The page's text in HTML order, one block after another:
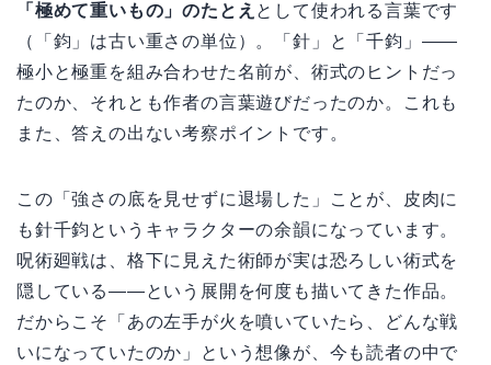
「極めて重いもの」のたとえ として使われる言葉です
（「鈞」は古い重さの単位）。「針」と「千鈞」——
極小と極重を組み合わせた名前が、術式のヒントだっ
たのか、それとも作者の言葉遊びだったのか。これも
また、答えの出ない考察ポイントです。
この「強さの底を見せずに退場した」ことが、皮肉に
も針千鈞というキャラクターの余韻になっています。
呪術廻戦は、格下に見えた術師が実は恐ろしい術式を
隠している——という展開を何度も描いてきた作品。
だからこそ「あの左手が火を噴いていたら、どんな戦
いになっていたのか」という想像が、今も読者の中で